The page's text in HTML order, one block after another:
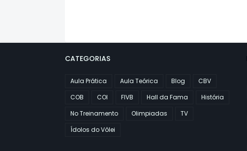
CATEGORIAS
Aula Prática Aula Teórica Blog
CBV
COB
COI FIVB Hall da Fama
História
No Treinamento
Olimpiadas
TV
Ídolos do Vôlei